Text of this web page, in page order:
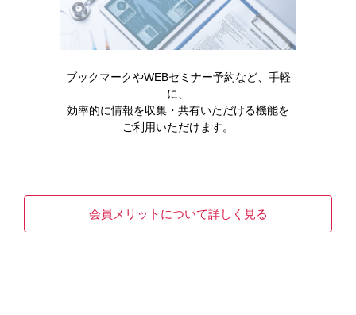
セミナー・講演会
診療サポート
ブックマークやWEBセミナー予約など、手軽
に、
効率的に情報を収集・共有いただける機能を
ご利用いただけます。
会員メリットについて詳しく見る